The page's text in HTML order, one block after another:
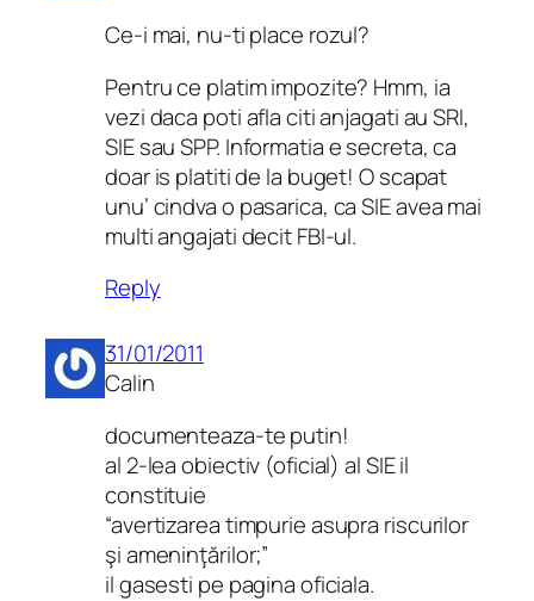
Ce-i mai, nu-ti place rozul?
Pentru ce platim impozite? Hmm, ia
vezi daca poti afla citi anjagati au SRI,
SIE sau SPP. Informatia e secreta, ca
doar is platiti de la buget! O scapat
unu’ cindva o pasarica, ca SIE avea mai
multi angajati decit FBI-ul.
Reply
31/01/2011
Calin
documenteaza-te putin!
al 2-lea obiectiv (oficial) al SIE il
constituie
“avertizarea timpurie asupra riscurilor
şi ameninţărilor;”
il gasesti pe pagina oficiala.